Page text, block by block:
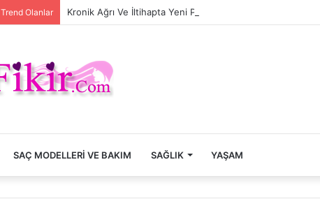
Trend Olanlar Kronik Ağrı Ve İltihapta Yeni Paradigma
SAÇ MODELLERI VE BAKIM SAĞLIK YAŞAM